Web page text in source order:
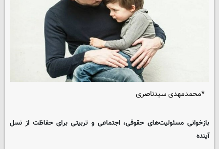
*محمدمهدی سیدناصری
بازخوانی مسئولیت‌های حقوقی، اجتماعی و تربیتی برای حفاظت از نسل
آینده